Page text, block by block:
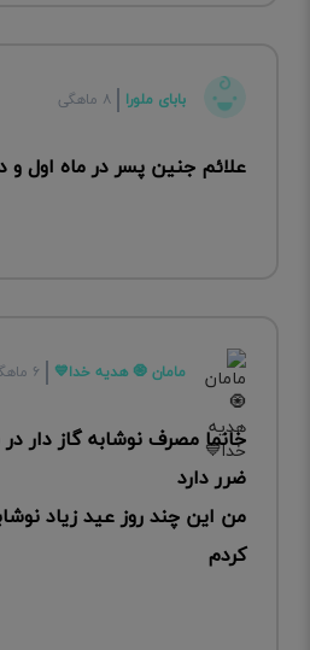
بابای ملورا ۸ ماهگی
علائم جنین پسر در ماه اول و
مامان 🧿 هدیه خدا💙 ۶ ماهگی
خانما مصرف نوشابه گاز دار
ضرر دارد
من این چند روز عید زیاد
کردم